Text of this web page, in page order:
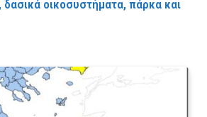
δασικά οικοσυστήματα, πάρκα και